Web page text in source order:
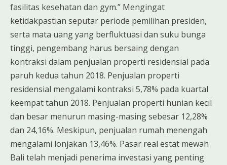
fasilitas kesehatan dan gym.” Mengingat
ketidakpastian seputar periode pemilihan presiden,
serta mata uang yang berfluktuasi dan suku bunga
tinggi, pengembang harus bersaing dengan
kontraksi dalam penjualan properti residensial pada
paruh kedua tahun 2018. Penjualan properti
residensial mengalami kontraksi 5,78% pada kuartal
keempat tahun 2018. Penjualan properti hunian kecil
dan besar menurun masing-masing sebesar 12,28%
dan 24,16%. Meskipun, penjualan rumah menengah
mengalami lonjakan 13,46%. Pasar real estat mewah
Bali telah menjadi penerima investasi yang penting